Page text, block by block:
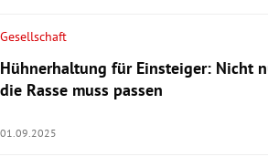
Gesellschaft
Hühnerhaltung für Einsteiger: Nicht
die Rasse muss passen
01.09.2025